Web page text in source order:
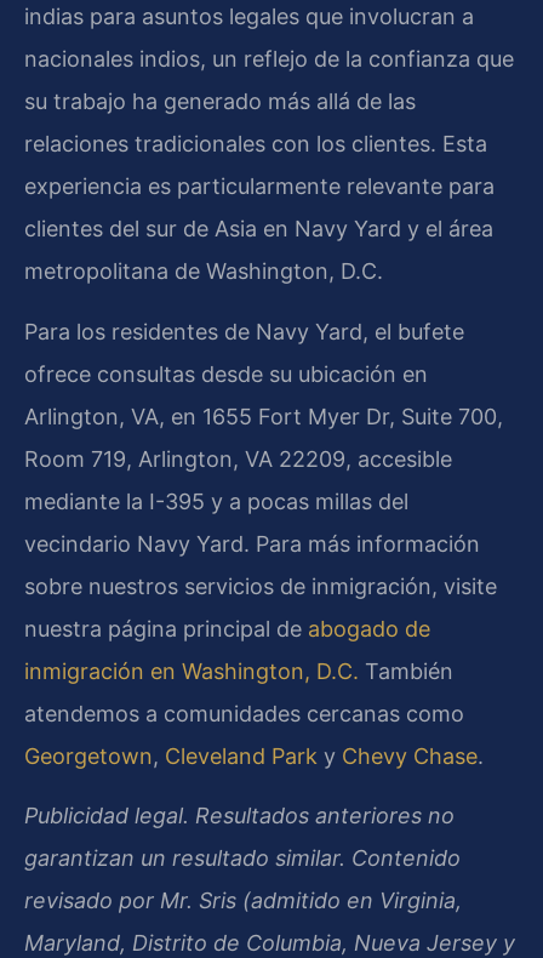
indias para asuntos legales que involucran a
nacionales indios, un reflejo de la confianza que
su trabajo ha generado más allá de las
relaciones tradicionales con los clientes. Esta
experiencia es particularmente relevante para
clientes del sur de Asia en Navy Yard y el área
metropolitana de Washington, D.C.
Para los residentes de Navy Yard, el bufete
ofrece consultas desde su ubicación en
Arlington, VA, en 1655 Fort Myer Dr, Suite 700,
Room 719, Arlington, VA 22209, accesible
mediante la I-395 y a pocas millas del
vecindario Navy Yard. Para más información
sobre nuestros servicios de inmigración, visite
nuestra página principal de abogado de
inmigración en Washington, D.C. También
atendemos a comunidades cercanas como
Georgetown, Cleveland Park y Chevy Chase.
Publicidad legal. Resultados anteriores no
garantizan un resultado similar. Contenido
revisado por Mr. Sris (admitido en Virginia,
Maryland, Distrito de Columbia, Nueva Jersey y